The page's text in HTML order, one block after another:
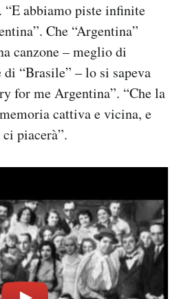
abbiamo piste infinite
Che “Argentina”
canzone – meglio di
di “Brasile” – lo si sapeva
for me Argentina”. “Che la
cattiva e vicina, e
piacerà”.